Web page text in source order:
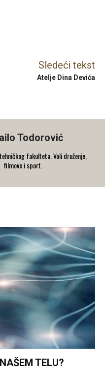
Sledeći tekst
Atelje Dina Devića
Todorović
fakulteta. Voli druženje,
filmove i sport.
TELU?